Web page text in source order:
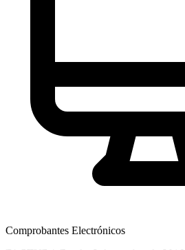
Comprobantes Electrónicos